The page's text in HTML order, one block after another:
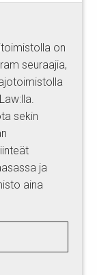
on
seuraajia,
sekin
ja
aina